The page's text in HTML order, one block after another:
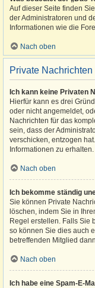
Auf dieser Seite finden
der Administratoren und
Informationen wie die
Nach oben
Private Nachrichten
Ich kann keine Privaten
Hierfür kann es drei
oder nicht angemeldet,
Nachrichten für das
sein, dass der
verschicken, entzogen
Informationen zu erhalten.
Nach oben
Ich bekomme ständig
Sie können Private
löschen, indem Sie in
Regel erstellen. Falls Sie
so können Sie dies auch
betreffenden Mitglied
Nach oben
Ich habe eine Spam-E-